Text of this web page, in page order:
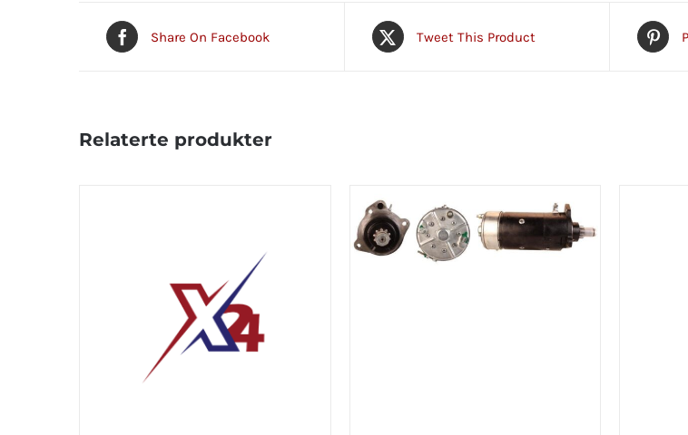
Share On Facebook Tweet This Product
Relaterte produkter